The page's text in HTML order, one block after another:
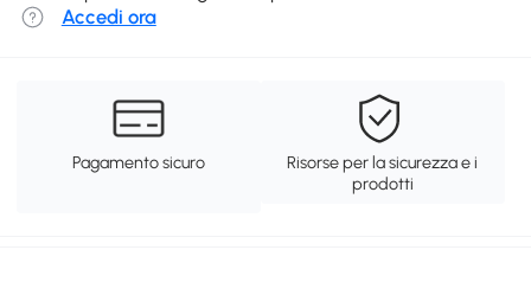
Accedi ora
Pagamento sicuro
Risorse per la sicurezza e i
prodotti